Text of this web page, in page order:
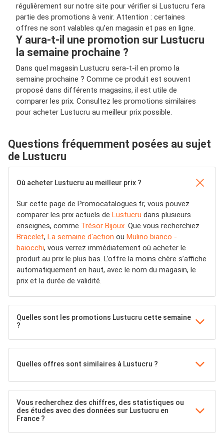
régulièrement sur notre site pour vérifier si Lustucru fera
partie des promotions à venir. Attention : certaines
offres ne sont valables qu’en magasin et pas en ligne.
Y aura-t-il une promotion sur Lustucru
la semaine prochaine ?
Dans quel magasin Lustucru sera-t-il en promo la
semaine prochaine ? Comme ce produit est souvent
proposé dans différents magasins, il est utile de
comparer les prix. Consultez les promotions similaires
pour acheter Lustucru au meilleur prix possible.
Questions fréquemment posées au sujet
de Lustucru
Où acheter Lustucru au meilleur prix ?
Sur cette page de Promocatalogues.fr, vous pouvez
comparer les prix actuels de Lustucru dans plusieurs
enseignes, comme Trésor Bijoux . Que vous recherchiez
Bracelet, La semaine d'action ou Mulino bianco -
baiocchi, vous verrez immédiatement où acheter le
produit au prix le plus bas. L’offre la moins chère s’affiche
automatiquement en haut, avec le nom du magasin, le
prix et la durée de validité.
Quelles sont les promotions Lustucru cette semaine
?
Quelles offres sont similaires à Lustucru ?
Vous recherchez des chiffres, des statistiques ou
des études avec des données sur Lustucru en
France ?